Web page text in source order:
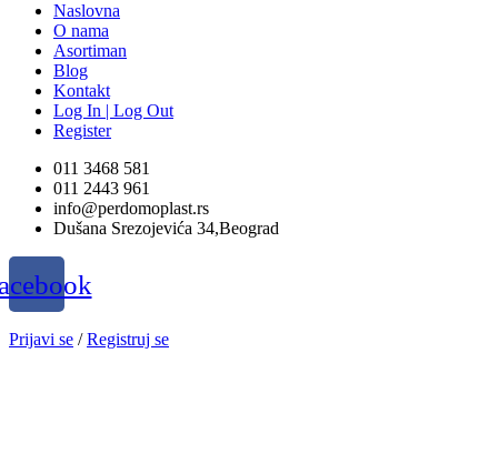
Naslovna
O nama
Asortiman
Blog
Kontakt
Log In | Log Out
Register
011 3468 581
011 2443 961
info@perdomoplast.rs
Dušana Srezojevića 34,Beograd
Prijavi se /Registruj se